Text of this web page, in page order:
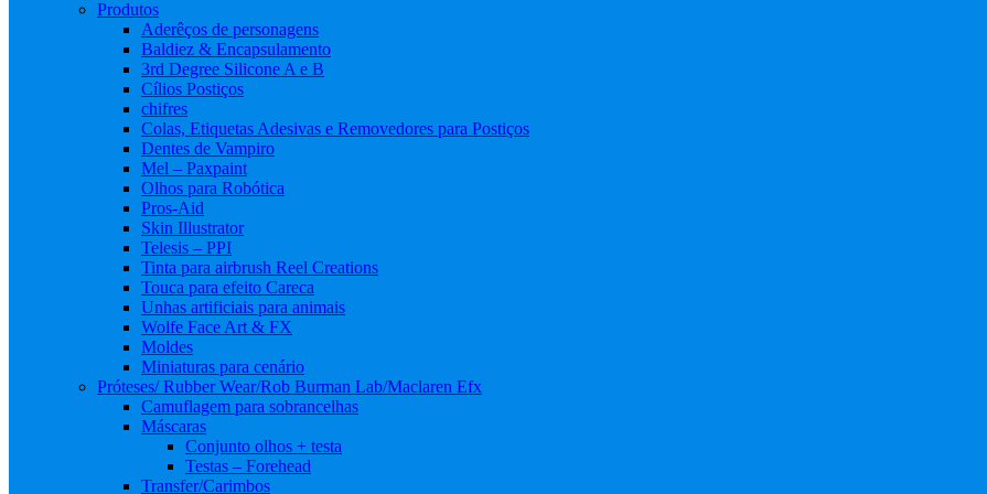
Produtos
Aderêços de personagens
Baldiez & Encapsulamento
3rd Degree Silicone A e B
Cílios Postiços
chifres
Colas, Etiquetas Adesivas e Removedores para Postiços
Dentes de Vampiro
Mel – Paxpaint
Olhos para Robótica
Pros-Aid
Skin Illustrator
Telesis – PPI
Tinta para airbrush Reel Creations
Touca para efeito Careca
Unhas artificiais para animais
Wolfe Face Art & FX
Moldes
Miniaturas para cenário
Próteses/ Rubber Wear/Rob Burman Lab/Maclaren Efx
Camuflagem para sobrancelhas
Máscaras
Conjunto olhos + testa
Testas – Forehead
Transfer/Carimbos